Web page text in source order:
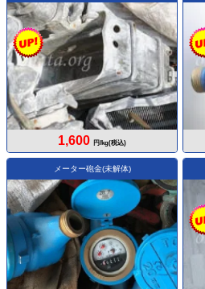
1,600 円/kg(税込)
メーター砲金(未解体)